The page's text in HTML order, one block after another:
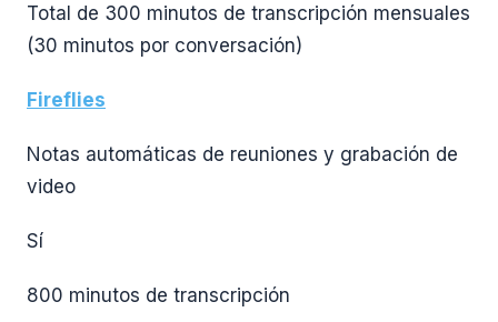
Total de 300 minutos de transcripción mensuales
(30 minutos por conversación)
Fireflies
Notas automáticas de reuniones y grabación de
video
Sí
800 minutos de transcripción